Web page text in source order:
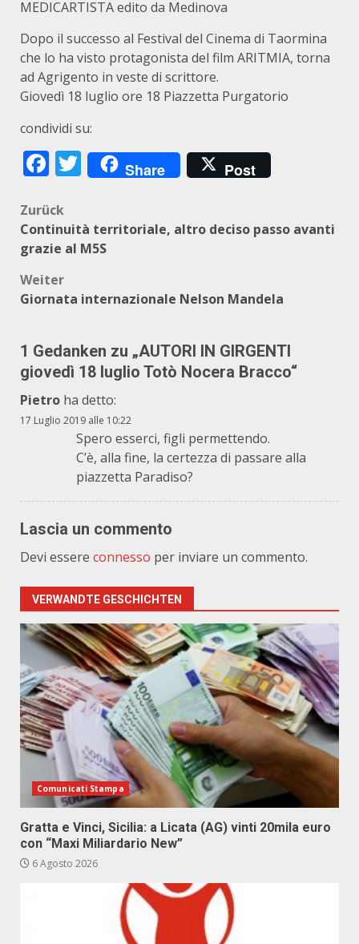
MEDICARTISTA edito da Medinova
Dopo il successo al Festival del Cinema di Taormina
che lo ha visto protagonista del film ARITMIA, torna
ad Agrigento in veste di scrittore.
Giovedì 18 luglio ore 18 Piazzetta Purgatorio
condividi su:
Facebook
Twitter
Share Post
Beitragsnavigation
Zurück
Continuità territoriale, altro deciso passo avanti
grazie al M5S
Weiter
Giornata internazionale Nelson Mandela
1 Gedanken zu „AUTORI IN GIRGENTI
giovedì 18 luglio Totò Nocera Bracco“
Pietro ha detto:
17 Luglio 2019 alle 10:22
Spero esserci, figli permettendo.
C’è, alla fine, la certezza di passare alla
piazzetta Paradiso?
Lascia un commento
Devi essere connesso per inviare un commento.
VERWANDTE GESCHICHTEN
Comunicati Stampa
Gratta e Vinci, Sicilia: a Licata (AG) vinti 20mila euro
con “Maxi Miliardario New”
6 Agosto 2026